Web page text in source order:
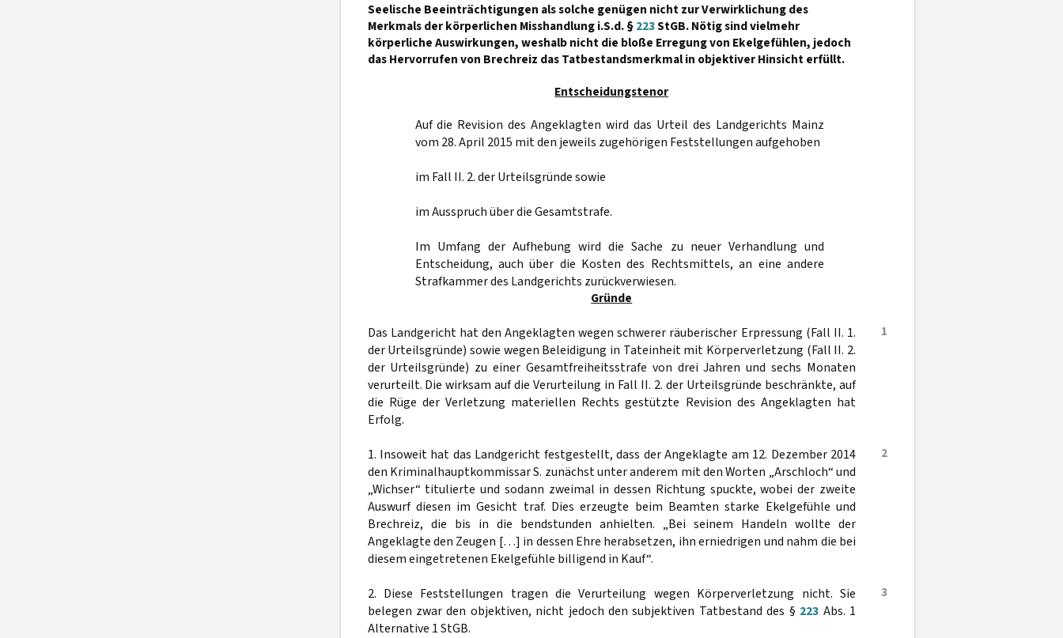
Seelische Beeinträchtigungen als solche genügen nicht zur Verwirklichung des
Merkmals der körperlichen Misshandlung i.S.d. §223StGB. Nötig sind vielmehr
körperliche Auswirkungen, weshalb nicht die bloße Erregung von Ekelgefühlen, jedoch
das Hervorrufen von Brechreiz das Tatbestandsmerkmal in objektiver Hinsicht erfüllt.
Entscheidungstenor
Auf die Revision des Angeklagten wird das Urteil des Landgerichts Mainz
vom 28. April 2015 mit den jeweils zugehörigen Feststellungen aufgehoben
im Fall II. 2. der Urteilsgründe sowie
im Ausspruch über die Gesamtstrafe.
Im Umfang der Aufhebung wird die Sache zu neuer Verhandlung und
Entscheidung, auch über die Kosten des Rechtsmittels, an eine andere
Strafkammer des Landgerichts zurückverwiesen.
Gründe
1
Das Landgericht hat den Angeklagten wegen schwerer räuberischer Erpressung (Fall II. 1.
der Urteilsgründe) sowie wegen Beleidigung in Tateinheit mit Körperverletzung (Fall II. 2.
der Urteilsgründe) zu einer Gesamtfreiheitsstrafe von drei Jahren und sechs Monaten
verurteilt. Die wirksam auf die Verurteilung in Fall II. 2. der Urteilsgründe beschränkte, auf
die Rüge der Verletzung materiellen Rechts gestützte Revision des Angeklagten hat
Erfolg.
2
1. Insoweit hat das Landgericht festgestellt, dass der Angeklagte am 12. Dezember 2014
den Kriminalhauptkommissar S. zunächst unter anderem mit den Worten „Arschloch“ und
„Wichser“ titulierte und sodann zweimal in dessen Richtung spuckte, wobei der zweite
Auswurf diesen im Gesicht traf. Dies erzeugte beim Beamten starke Ekelgefühle und
Brechreiz, die bis in die bendstunden anhielten. „Bei seinem Handeln wollte der
Angeklagte den Zeugen […] in dessen Ehre herabsetzen, ihn erniedrigen und nahm die bei
diesem eingetretenen Ekelgefühle billigend in Kauf“.
3
2. Diese Feststellungen tragen die Verurteilung wegen Körperverletzung nicht. Sie
belegen zwar den objektiven, nicht jedoch den subjektiven Tatbestand des § 223 Abs. 1
Alternative 1 StGB.